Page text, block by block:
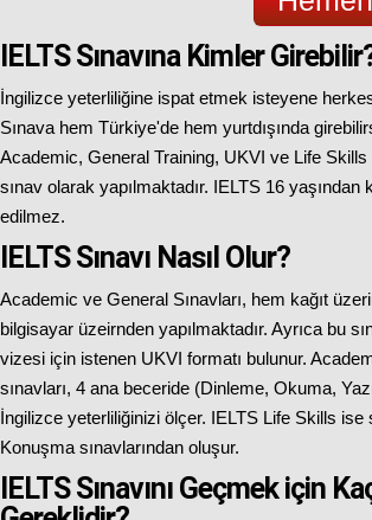
IELTS Sınavına Kimler
İngilizce yeterliliğine ispat etmek isteyene
Sınava hem Türkiye'de hem yurtdışında
Academic, General Training, UKVI ve Life Skills
sınav olarak yapılmaktadır. IELTS 16
edilmez.
IELTS Sınavı Nasıl Olur?
Academic ve General Sınavları, hem kağıt
bilgisayar üzeirnden yapılmaktadır. Ayrıca bu
vizesi için istenen UKVI formatı bulunur.
sınavları, 4 ana beceride (Dinleme, Okuma,
İngilizce yeterliliğinizi ölçer. IELTS Life Skills
Konuşma sınavlarından oluşur.
IELTS Sınavını Geçmek için